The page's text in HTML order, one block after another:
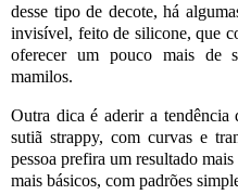
desse tipo de decote, há
invisível, feito de silicone, que
oferecer um pouco mais de
mamilos.
Outra dica é aderir a
sutiã strappy, com curvas e
pessoa prefira um resultado
mais básicos, com padrões